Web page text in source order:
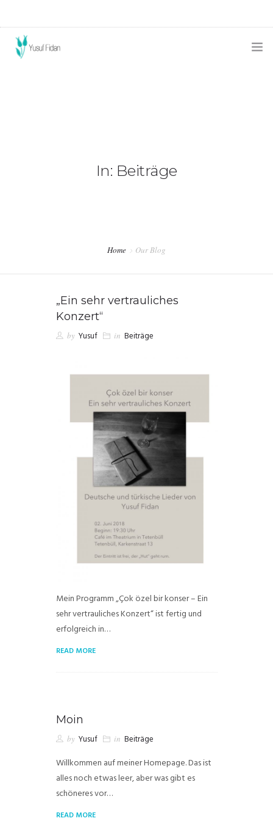
In: Beiträge
Home Our Blog
„Ein sehr vertrauliches
Konzert“
by Yusuf in Beiträge
Mein Programm „Çok özel bir konser – Ein
sehr vertrauliches Konzert“ ist fertig und
erfolgreich in…
READ MORE
Moin
by Yusuf in Beiträge
Willkommen auf meiner Homepage. Das ist
alles noch etwas leer, aber was gibt es
schöneres vor…
READ MORE